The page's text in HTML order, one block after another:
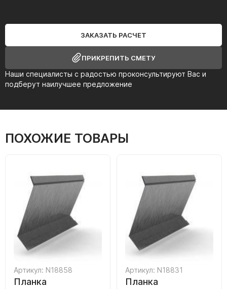
Наши специалисты с радостью проконсультируют Вас и
подберут наилучшее предложение
ЗАКАЗАТЬ РАСЧЕТ
ПРИКРЕПИТЬ СМЕТУ
ПОХОЖИЕ ТОВАРЫ
Артикул: N18858
Планка
Артикул: N18831
Планка